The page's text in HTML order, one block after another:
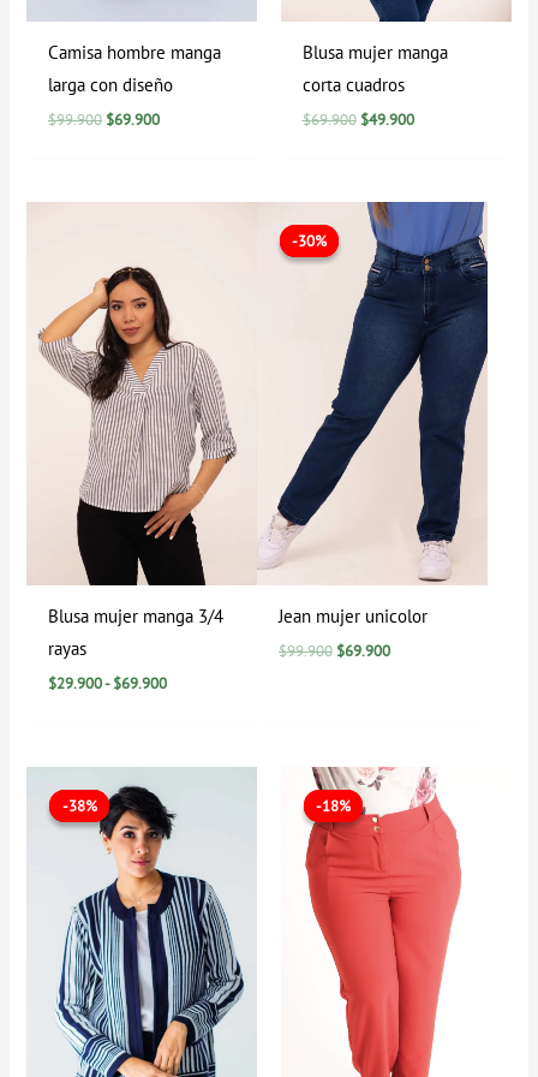
Camisa hombre manga
larga con diseño
$99.900 $69.900
Blusa mujer manga
corta cuadros
$69.900 $49.900
Blusa mujer manga 3/4
rayas
$29.900- $69.900
hasta
$69.900
-30%
-30%
Jean mujer unicolor
$99.900
precio
original
$99.900.
$69.900
El
precio
actual
es:
$69.900.
-38%
-38%
precio
original
era:
$129.900.
actual
es:
-18%
-18%
El
precio
original
era:
$84.900.
El
precio
actual
$69.900.